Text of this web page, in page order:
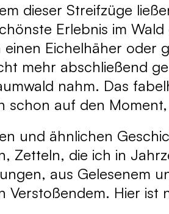
dieser Streifzüge
Erlebnis im
Eichelhäher oder
mehr abschließend
nahm. Das
schon auf den
und ähnlichen
Zetteln, die ich in
aus Gelesenem
Verstoßendem. Hier